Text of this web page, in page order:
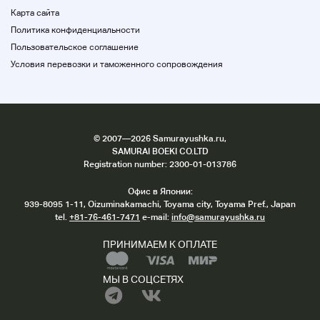
Карта сайта
Политика конфиденциальности
Пользовательское соглашение
Условия перевозки и таможенного сопровождения
© 2007—2026 Samurayushka.ru,
SAMURAI BOEKI CO.LTD
Registration number: 2300-01-013786
Офис в Японии:
939-8095 1-11, Oizuminakamachi, Toyama city, Toyama Pref., Japan
tel. +81-76-461-7471 e-mail: info@samurayushka.ru
ПРИНИМАЕМ К ОПЛАТЕ
МЫ В СОЦСЕТЯХ